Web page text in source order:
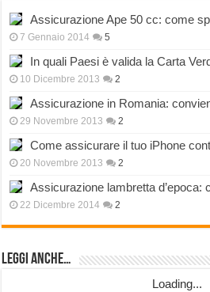
Assicurazione Ape 50 cc: come
7 Gennaio 2014 5
In quali Paesi è valida la Carta
10 Dicembre 2013 2
Assicurazione in Romania:
29 Novembre 2013 2
Come assicurare il tuo iPhone
20 Novembre 2013 2
Assicurazione lambretta d’epoca:
22 Dicembre 2014 2
Leggi anche…
Loading...